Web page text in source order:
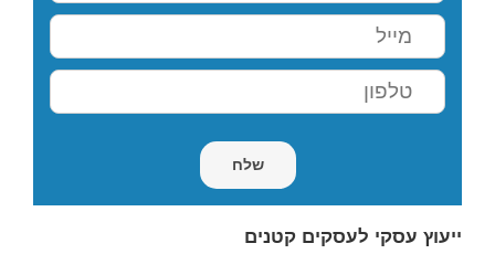
ייעוץ עסקי לעסקים קטנים